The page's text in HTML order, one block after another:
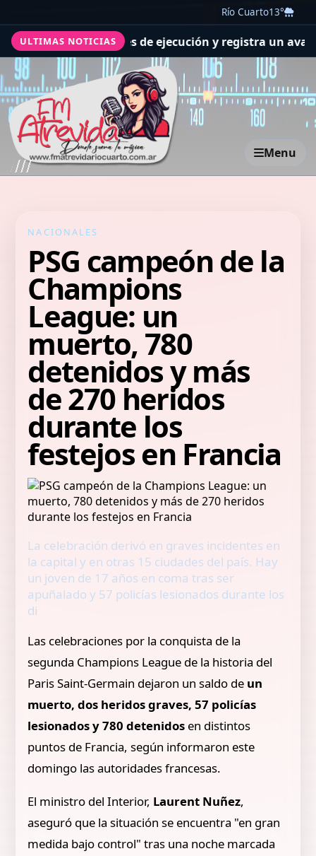
Río Cuarto13°
ULTIMAS NOTICIAS
previsiones de ejecución y registra un avance
Menu
NACIONALES
PSG campeón de la
Champions
League: un
muerto, 780
detenidos y más
de 270 heridos
durante los
festejos en Francia
La celebración derivó en graves incidentes en
la capital y en otras 15 ciudades del país. Hay
un joven de 17 años en coma tras ser
apuñalado y 57 policías lesionados durante los
di
Las celebraciones por la conquista de la
segunda Champions League de la historia del
Paris Saint-Germain dejaron un saldo de un
muerto, dos heridos graves, 57 policías
lesionados y 780 detenidos en distintos
puntos de Francia, según informaron este
domingo las autoridades francesas.
El ministro del Interior, Laurent Nuñez,
aseguró que la situación se encuentra "en gran
medida bajo control" tras una noche marcada